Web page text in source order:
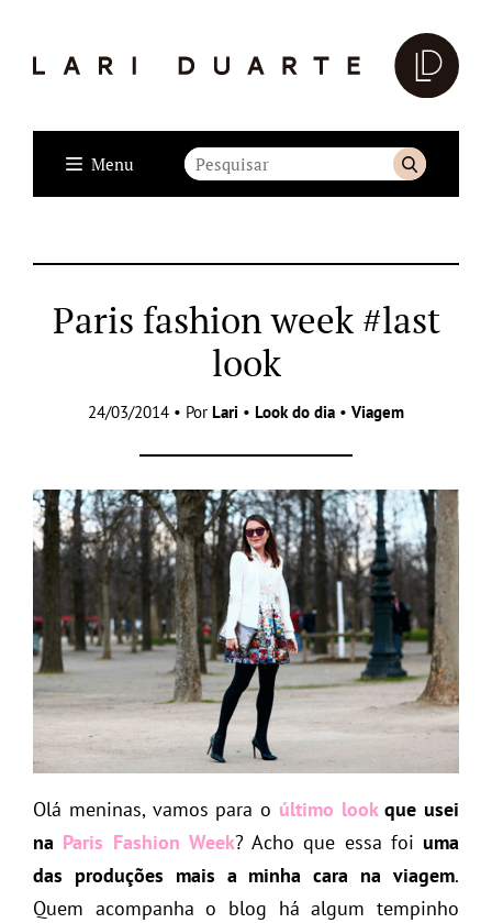
Menu
Paris fashion week #last
look
24/03/2014 • Por Lari • Look do dia • Viagem
Olá meninas, vamos para o último lookque usei
na Paris Fashion Week? Acho que essa foi uma
das produções mais a minha cara na viagem.
Quem acompanha o blog há algum tempinho